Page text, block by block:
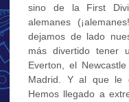
sino de la First
alemanes
dejamos de lado
más divertido tener
Everton, el
Madrid. Y al que le
Hemos llegado a